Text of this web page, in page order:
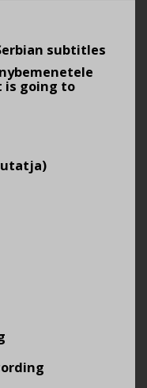
subtitles
is going to